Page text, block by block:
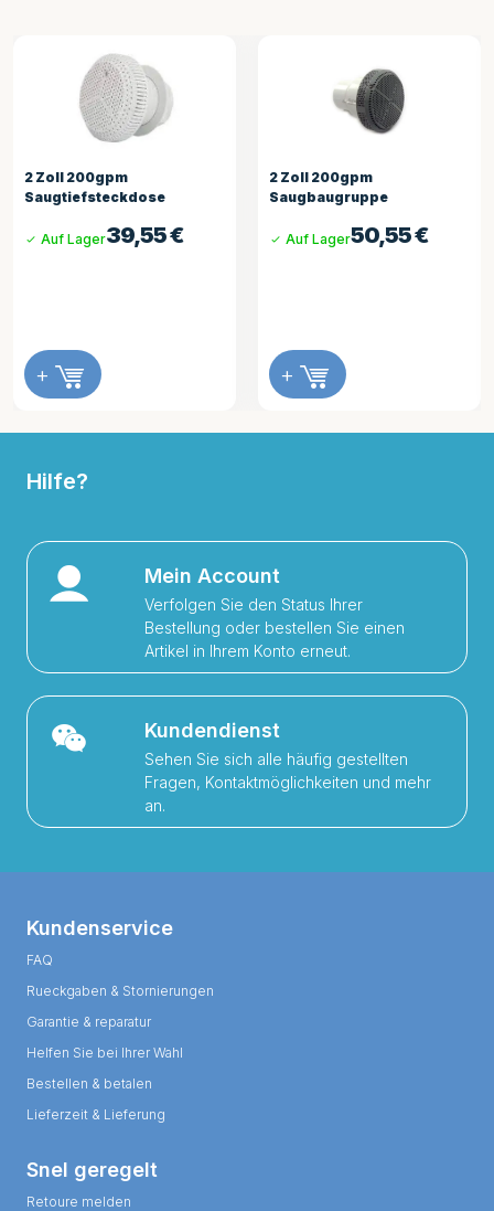
2 Zoll 200gpm
Saugbaugruppe
50,55€
Auf Lager
+
Drain Off Tap Montage 3/4
+
Hilfe?
Mein Account
Verfolgen Sie den Status Ihrer
Bestellung oder bestellen Sie einen
Artikel in Ihrem Konto erneut.
Kundendienst
Sehen Sie sich alle häufig gestellten
Fragen, Kontaktmöglichkeiten und mehr
an.
Kundenservice
FAQ
Rueckgaben & Stornierungen
Garantie & reparatur
Helfen Sie bei Ihrer Wahl
Bestellen & betalen
Lieferzeit & Lieferung
Snel geregelt
Retoure melden